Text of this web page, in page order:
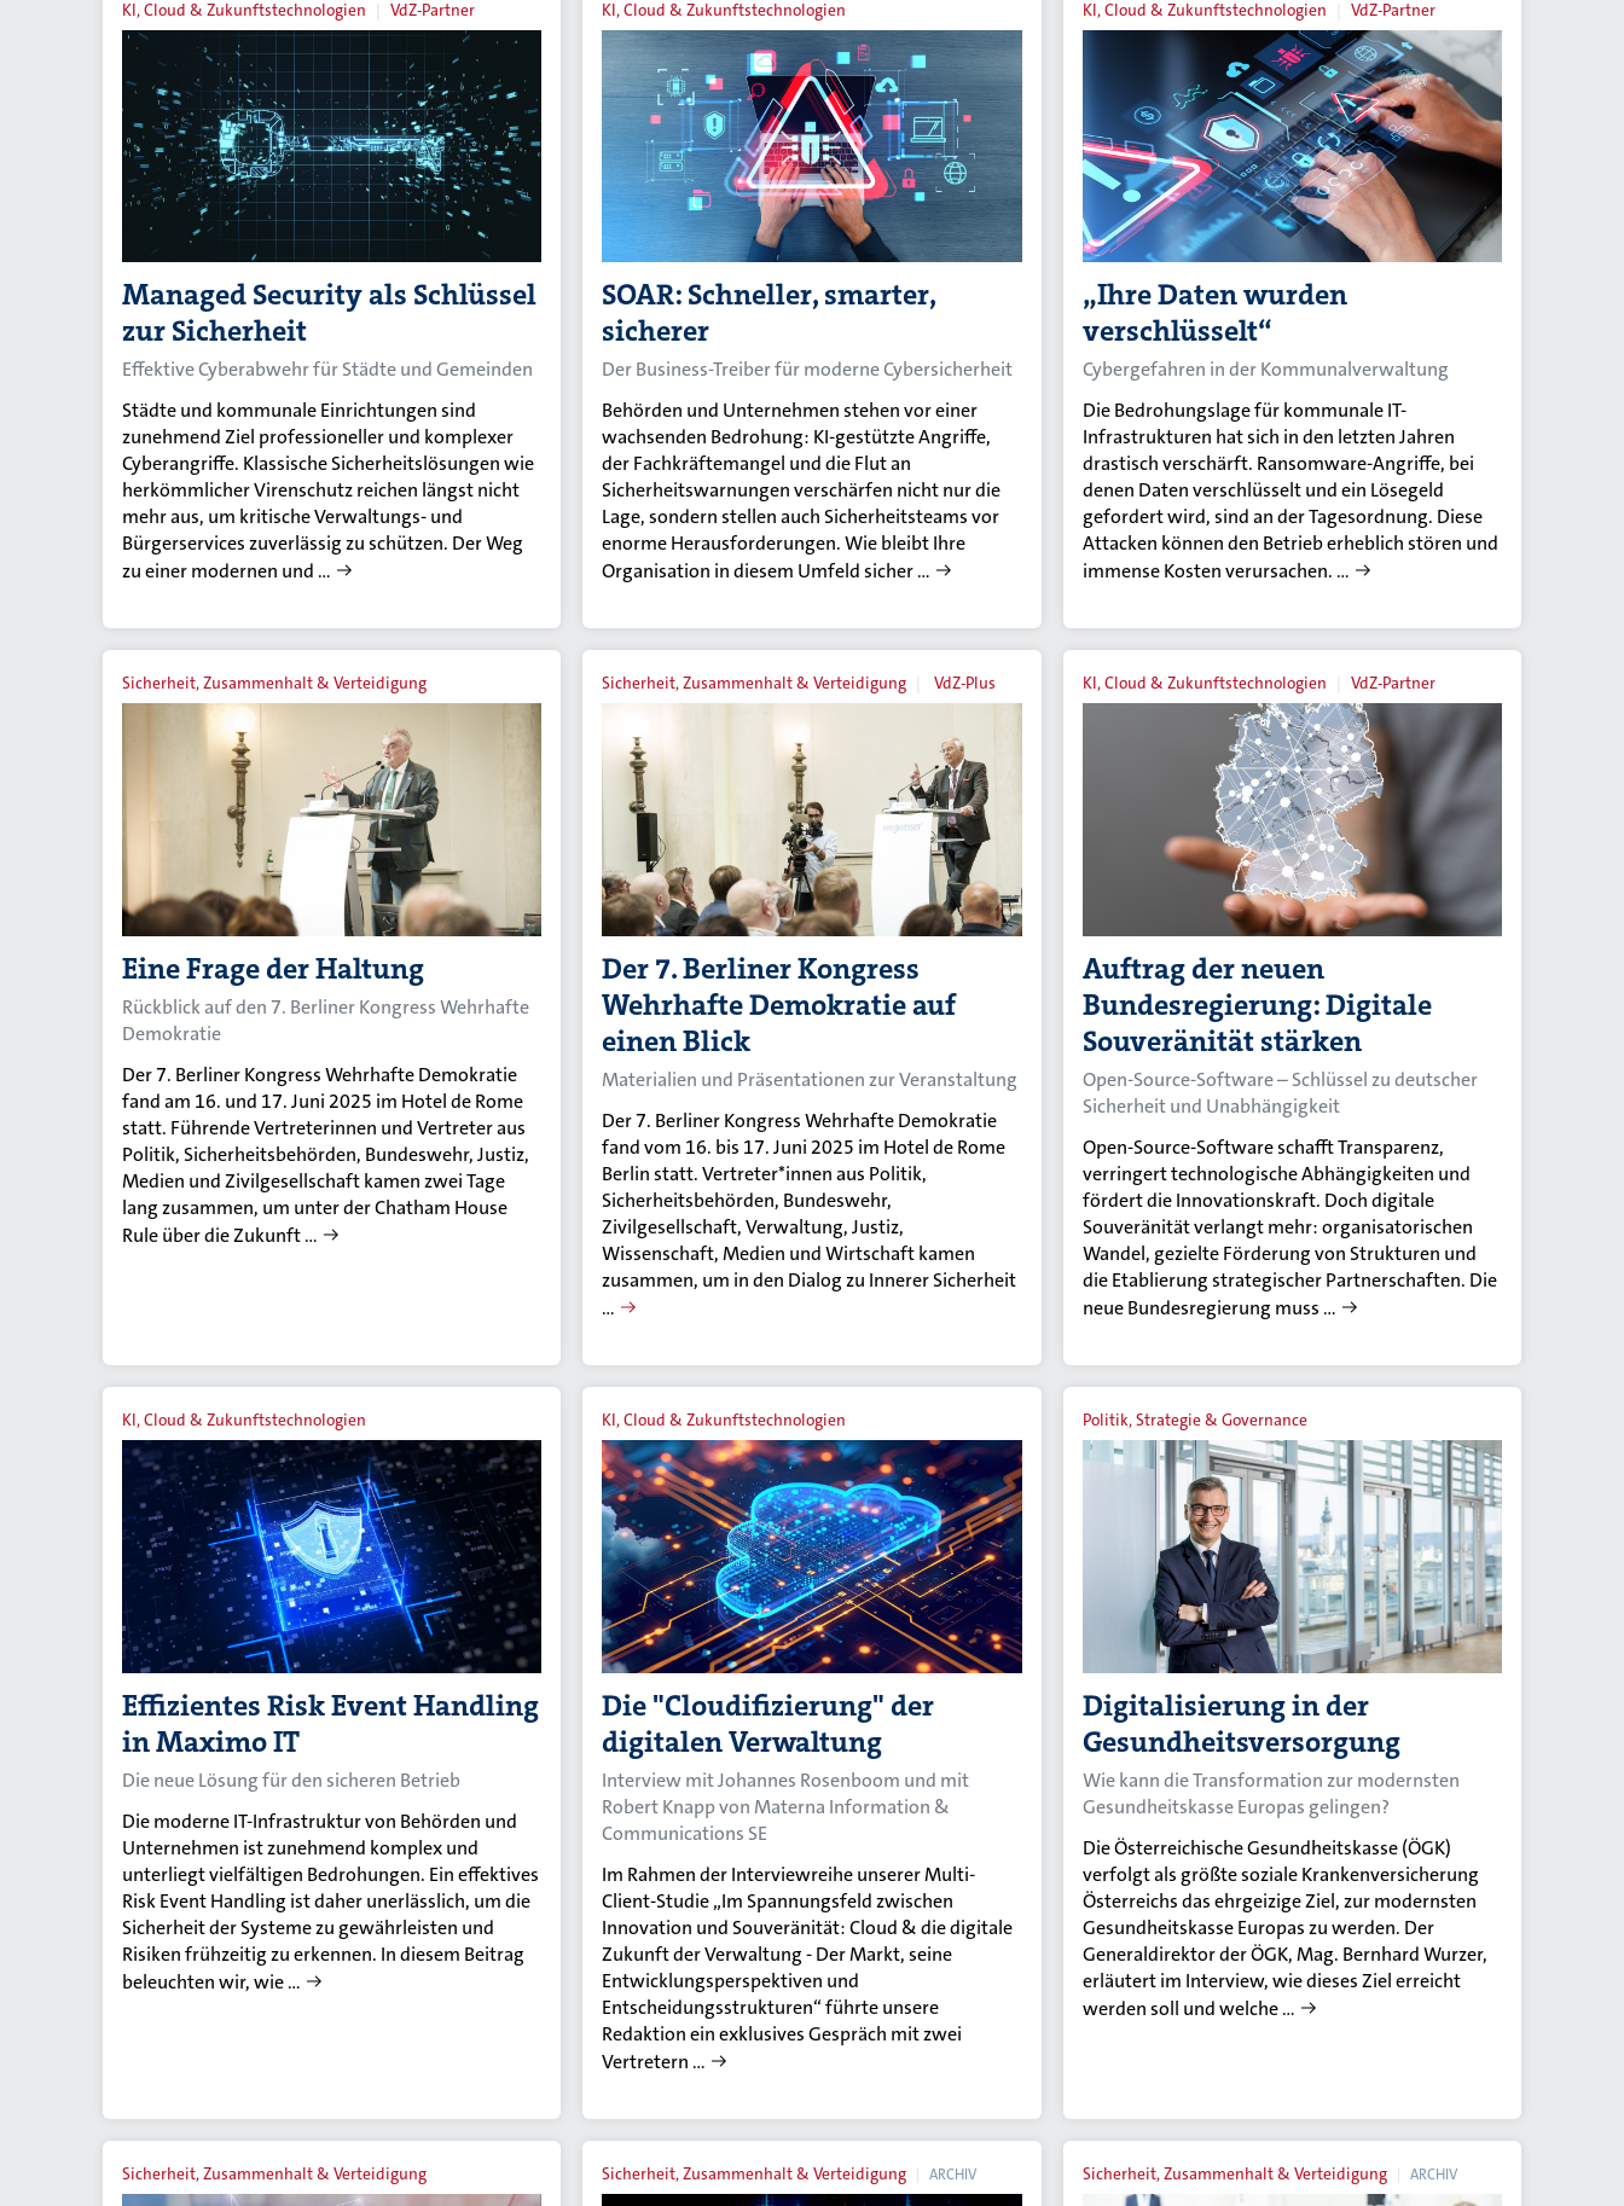
KI, Cloud & Zukunftstechnologien VdZ-Partner
Managed Security als Schlüssel
zur Sicherheit
Effektive Cyberabwehr für Städte und Gemeinden
Städte und kommunale Einrichtungen sind
zunehmend Ziel professioneller und komplexer
Cyberangriffe. Klassische Sicherheitslösungen wie
herkömmlicher Virenschutz reichen längst nicht
mehr aus, um kritische Verwaltungs- und
Bürgerservices zuverlässig zu schützen. Der Weg
zu einer modernen und …
KI, Cloud & Zukunftstechnologien
SOAR: Schneller, smarter,
sicherer
Der Business-Treiber für moderne Cybersicherheit
Behörden und Unternehmen stehen vor einer
wachsenden Bedrohung: KI-gestützte Angriffe,
der Fachkräftemangel und die Flut an
Sicherheitswarnungen verschärfen nicht nur die
Lage, sondern stellen auch Sicherheitsteams vor
enorme Herausforderungen. Wie bleibt Ihre
Organisation in diesem Umfeld sicher …
KI, Cloud & Zukunftstechnologien VdZ-Partner
„Ihre Daten wurden
verschlüsselt“
Cybergefahren in der Kommunalverwaltung
Die Bedrohungslage für kommunale IT-
Infrastrukturen hat sich in den letzten Jahren
drastisch verschärft. Ransomware-Angriffe, bei
denen Daten verschlüsselt und ein Lösegeld
gefordert wird, sind an der Tagesordnung. Diese
Attacken können den Betrieb erheblich stören und
immense Kosten verursachen. …
Sicherheit, Zusammenhalt & Verteidigung
Eine Frage der Haltung
Rückblick auf den 7. Berliner Kongress Wehrhafte
Demokratie
Der 7. Berliner Kongress Wehrhafte Demokratie
fand am 16. und 17. Juni 2025 im Hotel de Rome
statt. Führende Vertreterinnen und Vertreter aus
Politik, Sicherheitsbehörden, Bundeswehr, Justiz,
Medien und Zivilgesellschaft kamen zwei Tage
lang zusammen, um unter der Chatham House
Rule über die Zukunft …
Sicherheit, Zusammenhalt & Verteidigung VdZ-Plus
Der 7. Berliner Kongress
Wehrhafte Demokratie auf
einen Blick
Materialien und Präsentationen zur Veranstaltung
Der 7. Berliner Kongress Wehrhafte Demokratie
fand vom 16. bis 17. Juni 2025 im Hotel de Rome
Berlin statt. Vertreter*innen aus Politik,
Sicherheitsbehörden, Bundeswehr,
Zivilgesellschaft, Verwaltung, Justiz,
Wissenschaft, Medien und Wirtschaft kamen
zusammen, um in den Dialog zu Innerer Sicherheit
…
KI, Cloud & Zukunftstechnologien VdZ-Partner
Auftrag der neuen
Bundesregierung: Digitale
Souveränität stärken
Open-Source-Software – Schlüssel zu deutscher
Sicherheit und Unabhängigkeit
Open-Source-Software schafft Transparenz,
verringert technologische Abhängigkeiten und
fördert die Innovationskraft. Doch digitale
Souveränität verlangt mehr: organisatorischen
Wandel, gezielte Förderung von Strukturen und
die Etablierung strategischer Partnerschaften. Die
neue Bundesregierung muss …
KI, Cloud & Zukunftstechnologien
Effizientes Risk Event Handling
in Maximo IT
Die neue Lösung für den sicheren Betrieb
Die moderne IT-Infrastruktur von Behörden und
Unternehmen ist zunehmend komplex und
unterliegt vielfältigen Bedrohungen. Ein effektives
Risk Event Handling ist daher unerlässlich, um die
Sicherheit der Systeme zu gewährleisten und
Risiken frühzeitig zu erkennen. In diesem Beitrag
beleuchten wir, wie …
KI, Cloud & Zukunftstechnologien
Die "Cloudifizierung" der
digitalen Verwaltung
Interview mit Johannes Rosenboom und mit
Robert Knapp von Materna Information &
Communications SE
Im Rahmen der Interviewreihe unserer Multi-
Client-Studie „Im Spannungsfeld zwischen
Innovation und Souveränität: Cloud & die digitale
Zukunft der Verwaltung - Der Markt, seine
Entwicklungsperspektiven und
Entscheidungsstrukturen“ führte unsere
Redaktion ein exklusives Gespräch mit zwei
Vertretern …
Politik, Strategie & Governance
Digitalisierung in der
Gesundheitsversorgung
Wie kann die Transformation zur modernsten
Gesundheitskasse Europas gelingen?
Die Österreichische Gesundheitskasse (ÖGK)
verfolgt als größte soziale Krankenversicherung
Österreichs das ehrgeizige Ziel, zur modernsten
Gesundheitskasse Europas zu werden. Der
Generaldirektor der ÖGK, Mag. Bernhard Wurzer,
erläutert im Interview, wie dieses Ziel erreicht
werden soll und welche …
Sicherheit, Zusammenhalt & Verteidigung Sicherheit, Zusammenhalt & Verteidigung ARCHIV Sicherheit, Zusammenhalt & Verteidigung ARCHIV